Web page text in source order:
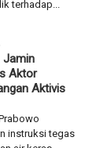
terhadap...
Jamin
Aktor
Aktivis
instruksi tegas